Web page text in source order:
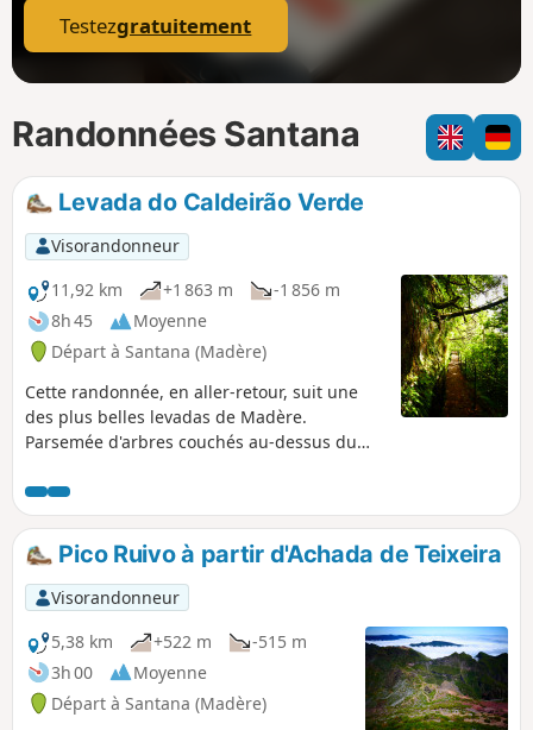
Testezgratuitement
Randonnées Santana
Levada do Caldeirão Verde
Visorandonneur
11,92 km
+1 863 m
-1 856 m
8h 45
Moyenne
Départ à Santana (Madère)
Cette randonnée, en aller-retour, suit une
des plus belles levadas de Madère.
Parsemée d'arbres couchés au-dessus du
"Chaudron Vert", un petit cirque où s'écoule
un belle cascade haute d'une centaine de
mètres. Les passages dans les tunnels,
éclairés à l'aide des frontales, animeront la
randonnée avec les enfants. En revanche,
prudence avec les plus petits ou dissipés,
certains passages sont étroits et vertigineux.
Dénivelé inférieur à 100 mètres, ne pas tenir
compte des données de la fiche technique
Pico Ruivo à partir d'Achada de Teixeira
Visorandonneur
5,38 km
+522 m
-515 m
3h 00
Moyenne
Départ à Santana (Madère)